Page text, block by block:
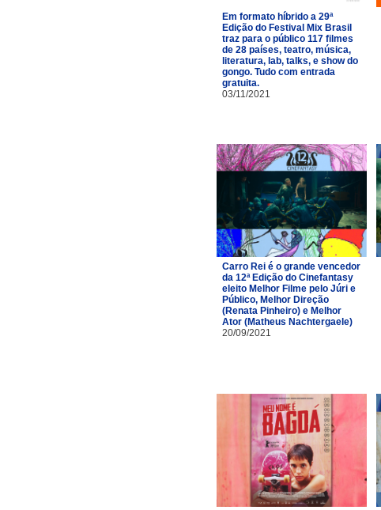
Em formato híbrido a 29ª
Edição do Festival Mix Brasil
traz para o público 117 filmes
de 28 países, teatro, música,
literatura, lab, talks, e show do
gongo. Tudo com entrada
gratuita.
03/11/2021
Carro Rei é o grande vencedor
da 12ª Edição do Cinefantasy
eleito Melhor Filme pelo Júri e
Público, Melhor Direção
(Renata Pinheiro) e Melhor
Ator (Matheus Nachtergaele)
20/09/2021